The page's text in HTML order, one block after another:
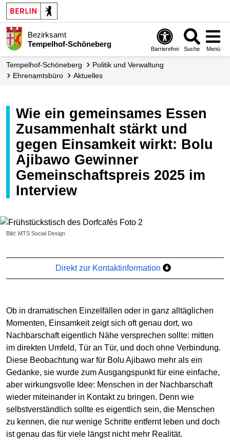
Bezirksamt
Tempelhof-Schöneberg
Barrierefrei Suche Menü
Tempelhof-Schöneberg
Politik und Verwaltung
Ehrenamts­büro
Aktuelles
Wie ein gemeinsames Essen
Zusammenhalt stärkt und
gegen Einsamkeit wirkt: Bolu
Ajibawo Gewinner
Gemeinschaftspreis 2025 im
Interview
Bild: MTS Social Design
Direkt zur Kontaktinformation
Ob in dramatischen Einzelfällen oder in ganz alltäglichen
Momenten, Einsamkeit zeigt sich oft genau dort, wo
Nachbarschaft eigentlich Nähe versprechen sollte: mitten
im direkten Umfeld, Tür an Tür, und doch ohne Verbindung.
Diese Beobachtung war für Bolu Ajibawo mehr als ein
Gedanke, sie wurde zum Ausgangspunkt für eine einfache,
aber wirkungsvolle Idee: Menschen in der Nachbarschaft
wieder miteinander in Kontakt zu bringen. Denn wie
selbstverständlich sollte es eigentlich sein, die Menschen
zu kennen, die nur wenige Schritte entfernt leben und doch
ist genau das für viele längst nicht mehr Realität.